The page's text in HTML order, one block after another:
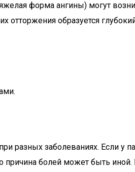
форма ангины) могут
образуется
разных заболеваниях. Если у
причина болей может быть